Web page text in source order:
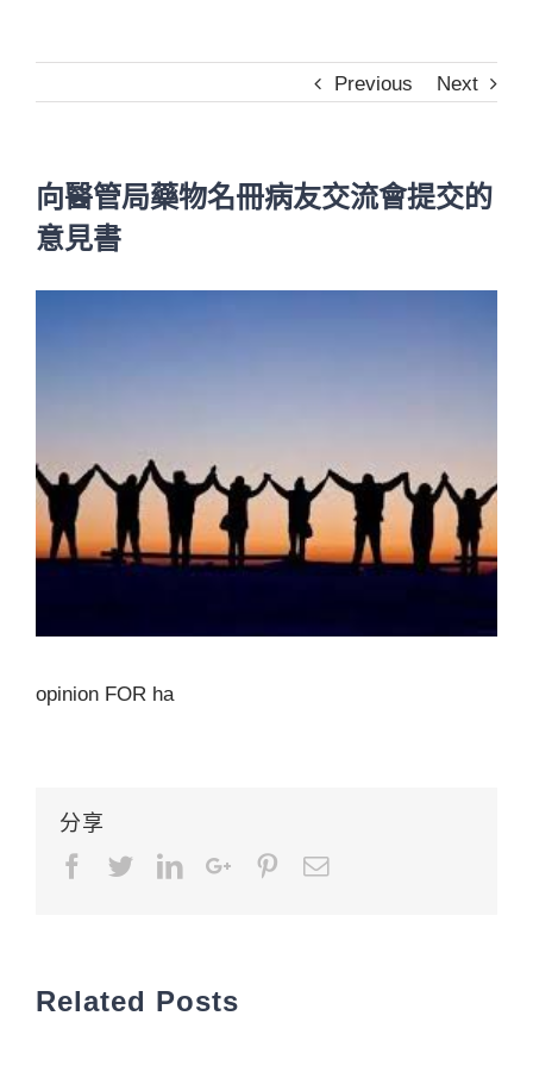
Previous Next
向醫管局藥物名冊病友交流會提交的
意見書
opinion FOR ha
分享
Facebook
TwitterLinkedInGoogle+Pinterest
Email
Related Posts